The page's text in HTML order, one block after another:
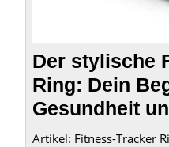
Der stylische
Ring: Dein
Gesundheit
Artikel: Fitness-Tracker